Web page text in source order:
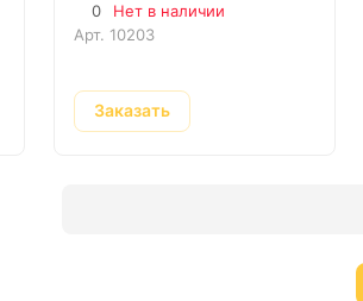
0
Нет в наличии
Арт. 10203
Заказать